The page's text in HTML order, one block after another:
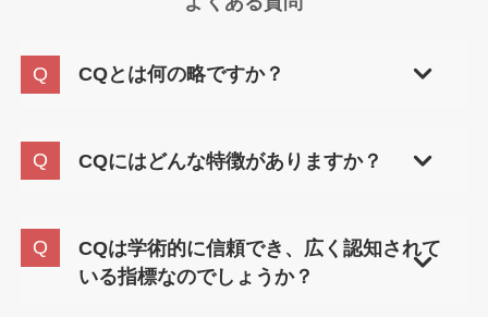
CQとは何の略ですか？
ンテリジェンス・クオシェント）」の略で、「異
文化対応力」を意味します。
CQにはどんな特徴がありますか？
るための知性です。IQ（知能指数）やEQ（感情知
能）ではカバーしきれない、多文化環境での行動
力を示します。CQが高いと文化の違いによる誤解
CQは学術的に信頼でき、広く認知されて
いる指標なのでしょうか？